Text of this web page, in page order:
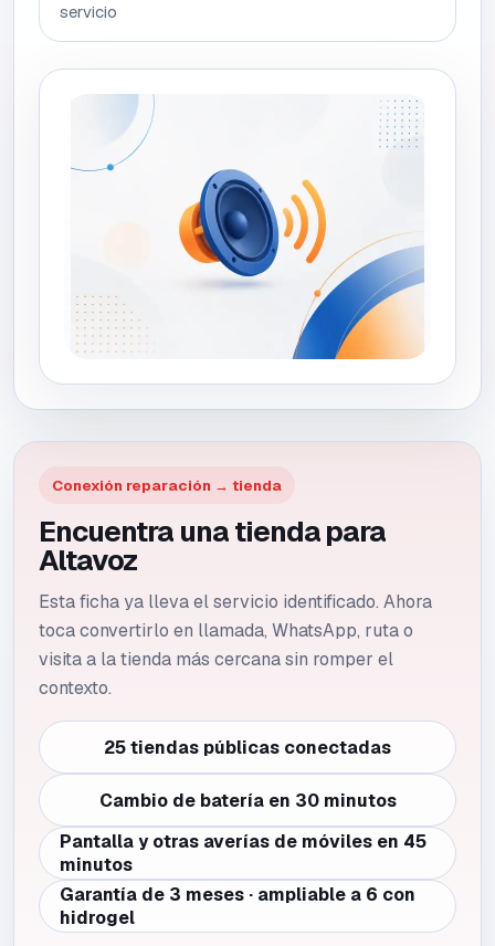
servicio
Conexión reparación → tienda
Encuentra una tienda para
Altavoz
Esta ficha ya lleva el servicio identificado. Ahora
toca convertirlo en llamada, WhatsApp, ruta o
visita a la tienda más cercana sin romper el
contexto.
25 tiendas públicas conectadas
Cambio de batería en 30 minutos
Pantalla y otras averías de móviles en 45
minutos
Garantía de 3 meses · ampliable a 6 con
hidrogel